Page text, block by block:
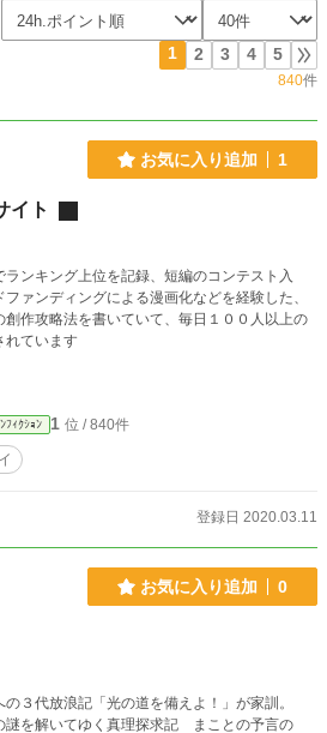
1 2 3 4 5
840件
お気に入り追加 1
イト
ランキング上位を記録、短編のコンテスト入
ァンディングによる漫画化などを経験した、
創作攻略法を書いていて、毎日１００人以上の
れています
ﾌｨｸｼｮﾝ 1 位 / 840件
登録日 2020.03.11
お気に入り追加 0
３代放浪記「光の道を備えよ！」が家訓。
謎を解いてゆく真理探求記 まことの予言の